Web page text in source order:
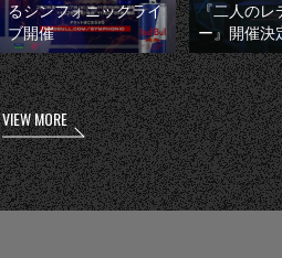
るシンフォニックライ
ブ開催
『二人のレ
ー』開催決
VIEW MORE